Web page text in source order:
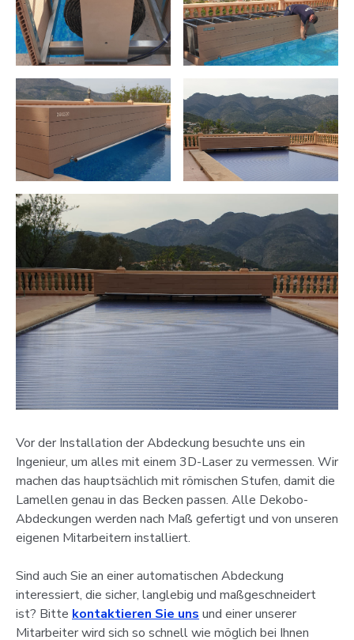
Vor der Installation der Abdeckung besuchte uns ein
Ingenieur, um alles mit einem 3D-Laser zu vermessen. Wir
machen das hauptsächlich mit römischen Stufen, damit die
Lamellen genau in das Becken passen. Alle Dekobo-
Abdeckungen werden nach Maß gefertigt und von unseren
eigenen Mitarbeitern installiert.
Sind auch Sie an einer automatischen Abdeckung
interessiert, die sicher, langlebig und maßgeschneidert
ist? Bitte kontaktieren Sie uns und einer unserer
Mitarbeiter wird sich so schnell wie möglich bei Ihnen